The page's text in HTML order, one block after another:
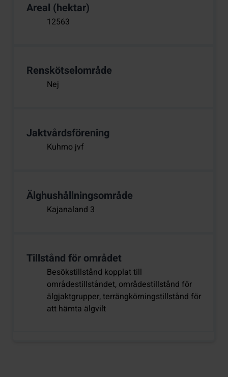
Areal (hektar)
12563
Renskötselområde
Nej
Jaktvårdsförening
Kuhmo jvf
Älghushållningsområde
Kajanaland 3
Tillstånd för området
Besökstillstånd kopplat till
områdestillståndet, områdestillstånd för
älgjaktgrupper, terrängkörningstillstånd för
att hämta älgvilt